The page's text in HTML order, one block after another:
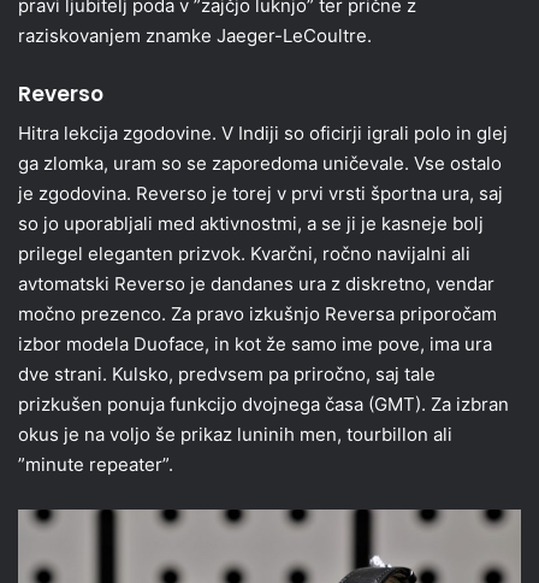
pravi ljubitelj poda v ”zajčjo luknjo” ter prične z
raziskovanjem znamke Jaeger-LeCoultre.
Reverso
Hitra lekcija zgodovine. V Indiji so oficirji igrali polo in glej
ga zlomka, uram so se zaporedoma uničevale. Vse ostalo
je zgodovina. Reverso je torej v prvi vrsti športna ura, saj
so jo uporabljali med aktivnostmi, a se ji je kasneje bolj
prilegel eleganten prizvok. Kvarčni, ročno navijalni ali
avtomatski Reverso je dandanes ura z diskretno, vendar
močno prezenco. Za pravo izkušnjo Reversa priporočam
izbor modela Duoface, in kot že samo ime pove, ima ura
dve strani. Kulsko, predvsem pa priročno, saj tale
prizkušen ponuja funkcijo dvojnega časa (GMT). Za izbran
okus je na voljo še prikaz luninih men, tourbillon ali
”minute repeater”.